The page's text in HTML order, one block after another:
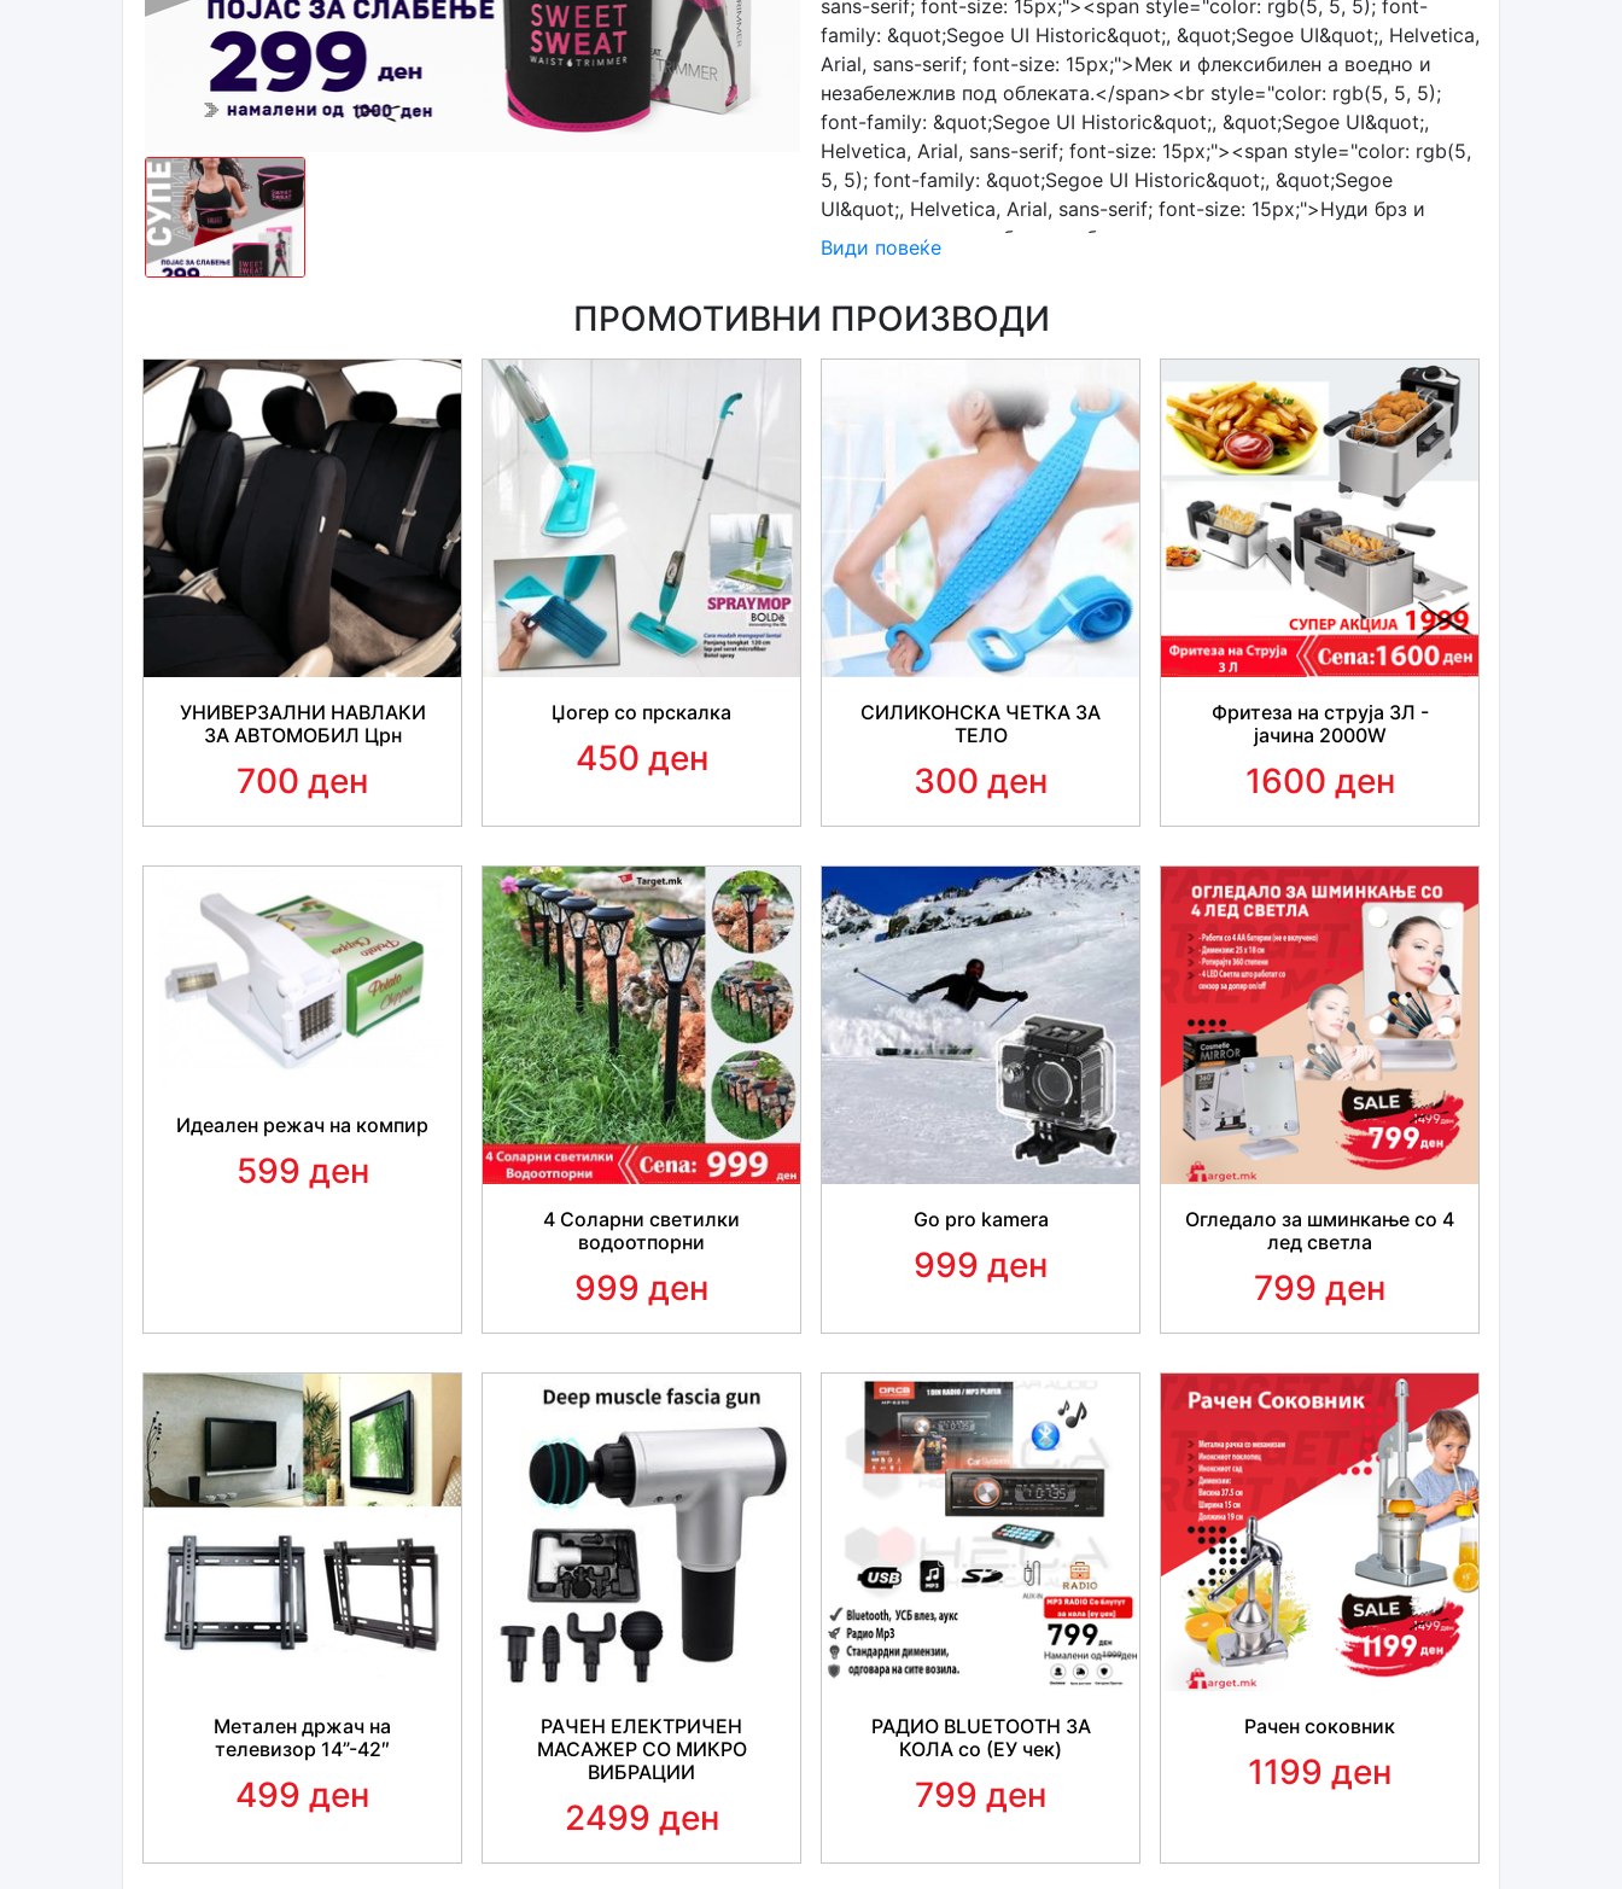
sans-serif; font-size: 15px;"><span style="color: rgb(5, 5, 5); font-
family: &quot;Segoe UI Historic&quot;, &quot;Segoe UI&quot;, Helvetica,
Arial, sans-serif; font-size: 15px;">Мек и флексибилен а воедно и
незабележлив под облеката.</span><br style="color: rgb(5, 5, 5);
font-family: &quot;Segoe UI Historic&quot;, &quot;Segoe UI&quot;,
Helvetica, Arial, sans-serif; font-size: 15px;"><span style="color: rgb(5,
5, 5); font-family: &quot;Segoe UI Historic&quot;, &quot;Segoe
UI&quot;, Helvetica, Arial, sans-serif; font-size: 15px;">Нуди брз и
лесен начин на слабеење, обликување и тонирање на мускулите
sans-serif; font-size: 15px;"><span style="color: rgb(5, 5, 5); font-
family: &quot;Segoe UI Historic&quot;, &quot;Segoe UI&quot;, Helvetica,
Arial, sans-serif; font-size: 15px;">Лесен и удобен и овозможува
слободно движење.</span><br style="color: rgb(5, 5, 5); font-family:
&quot;Segoe UI Historic&quot;, &quot;Segoe UI&quot;, Helvetica, Arial,
sans-serif; font-size: 15px;"><span style="color: rgb(5, 5, 5); font-
family: &quot;Segoe UI Historic&quot;, &quot;Segoe UI&quot;, Helvetica,
Arial, sans-serif; font-size: 15px;">Само 15-30 минути дневно
обезбедува одлични резултати.</span><br style="color: rgb(5, 5, 5);
font-family: &quot;Segoe UI Historic&quot;, &quot;Segoe UI&quot;,
Helvetica, Arial, sans-serif; font-size: 15px;"><span style="color: rgb(5,
5, 5); font-family: &quot;Segoe UI Historic&quot;, &quot;Segoe
UI&quot;, Helvetica, Arial, sans-serif; font-size: 15px;">Одговара за
сите величини.</span><br style="color: rgb(5, 5, 5); font-family:
&quot;Segoe UI Historic&quot;, &quot;Segoe UI&quot;, Helvetica, Arial,
family: &quot;Segoe UI Historic&quot;, &quot;Segoe UI&quot;, Helvetica,
&quot;Segoe UI&quot;, Helvetica, Arial, sans-serif; font-size: 15px;">
<span style="color: rgb(5, 5, 5); font-family: &quot;Segoe UI
Historic&quot;, &quot;Segoe UI&quot;, Helvetica, Arial, sans-serif; font-
size: 15px;">Изработен од високо квалитетен неопрен.</span>
<span style="color: rgb(5, 5, 5); font-family: &quot;Segoe UI
Historic&quot;, &quot;Segoe UI&quot;, Helvetica, Arial, sans-serif; font-
size: 15px;">&nbsp;</span></p><br>
Види повеќе
ПРОМОТИВНИ ПРОИЗВОДИ
УНИВЕРЗАЛНИ НАВЛАКИ
ЗА АВТОМОБИЛ Црн
700 ден
Џогер со прскалка
450 ден
СИЛИКОНСКА ЧЕТКА ЗА
ТЕЛО
300 ден
Фритеза на струја 3Л -
јачина 2000W
1600 ден
Идеален режач на компир
599 ден
4 Соларни светилки
водоотпорни
999 ден
Go pro kamera
999 ден
Огледало за шминкање со 4
лед светла
799 ден
Метален држач на
телевизор 14”-42″
499 ден
РАЧЕН ЕЛЕКТРИЧЕН
МАСАЖЕР СО МИКРО
ВИБРАЦИИ
2499 ден
РАДИО BLUETOOTH ЗА
КОЛА со (ЕУ чек)
799 ден
Рачен соковник
1199 ден